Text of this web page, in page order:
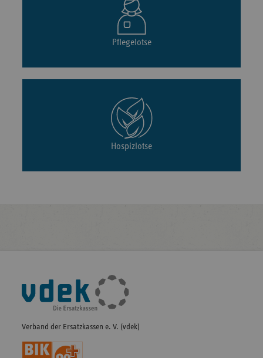
Pflegelotse
Hospizlotse
Fußleisten-
Navigation
Verband der Ersatzkassen e. V. (vdek)